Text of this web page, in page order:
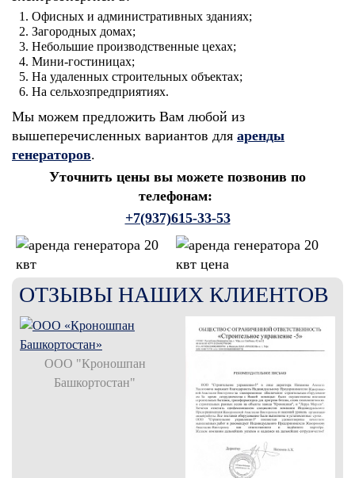
Офисных и административных зданиях;
Загородных домах;
Небольшие производственные цехах;
Мини-гостиницах;
На удаленных строительных объектах;
На сельхозпредприятиях.
Мы можем предложить Вам любой из
вышеперечисленных вариантов для аренды
генераторов.
Уточнить цены вы можете позвонив по
телефонам:
+7(937)615-33-53
ОТЗЫВЫ НАШИХ КЛИЕНТОВ
ООО "Кроношпан
Башкортостан"